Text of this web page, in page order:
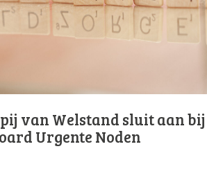
van Welstand sluit aan bij
Urgente Noden